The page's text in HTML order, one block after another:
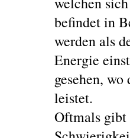
befindet in
werden als
Energie
gesehen,
leistet.
Oftmals gibt